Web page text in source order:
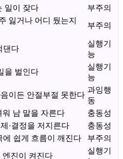
일이 잦다 부주의
잃거나 어디 뒀는지
부주의
댄다
실행기
능
을 벌인다
실행기
능
이든 안절부절 못한다
과잉행
동
남 말을 자른다
충동성
·결정을 저지른다
충동성
에 쉽게 흐름이 깨진다 부주의
엔진이 켜진다
실행기